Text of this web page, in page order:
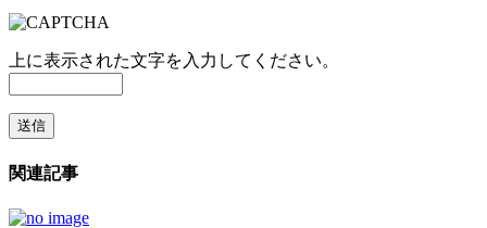
上に表示された文字を入力してください。
関連記事